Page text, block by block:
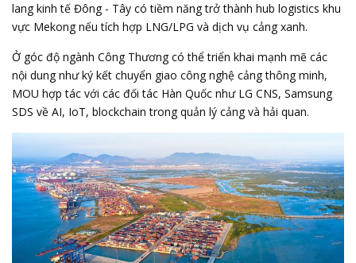
lang kinh tế Đông - Tây có tiềm năng trở thành hub logistics khu
vực Mekong nếu tích hợp LNG/LPG và dịch vụ cảng xanh.
Ở góc độ ngành Công Thương có thể triển khai mạnh mẽ các
nội dung như ký kết chuyển giao công nghệ cảng thông minh,
MOU hợp tác với các đối tác Hàn Quốc như LG CNS, Samsung
SDS về AI, IoT, blockchain trong quản lý cảng và hải quan.